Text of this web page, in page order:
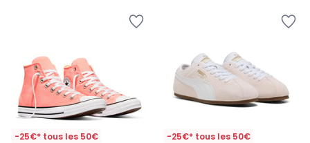
-25€* tous les 50€ -25€* tous les 50€